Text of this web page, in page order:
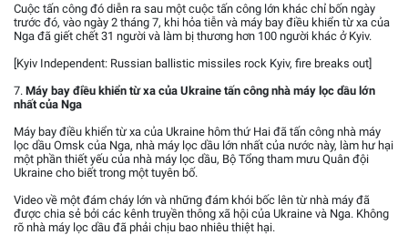
Cuộc tấn công đó diễn ra sau một cuộc tấn công lớn khác chỉ bốn ngày
trước đó, vào ngày 2 tháng 7, khi hỏa tiễn và máy bay điều khiển từ xa của
Nga đã giết chết 31 người và làm bị thương hơn 100 người khác ở Kyiv.
[Kyiv Independent: Russian ballistic missiles rock Kyiv, fire breaks out]
7. Máy bay điều khiển từ xa của Ukraine tấn công nhà máy lọc dầu lớn
nhất của Nga
Máy bay điều khiển từ xa của Ukraine hôm thứ Hai đã tấn công nhà máy
lọc dầu Omsk của Nga, nhà máy lọc dầu lớn nhất của nước này, làm hư hại
một phần thiết yếu của nhà máy lọc dầu, Bộ Tổng tham mưu Quân đội
Ukraine cho biết trong một tuyên bố.
Video về một đám cháy lớn và những đám khói bốc lên từ nhà máy đã
được chia sẻ bởi các kênh truyền thông xã hội của Ukraine và Nga. Không
rõ nhà máy lọc dầu đã phải chịu bao nhiêu thiệt hại.